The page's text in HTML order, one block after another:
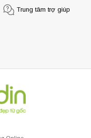
Trung tâm trợ giúp